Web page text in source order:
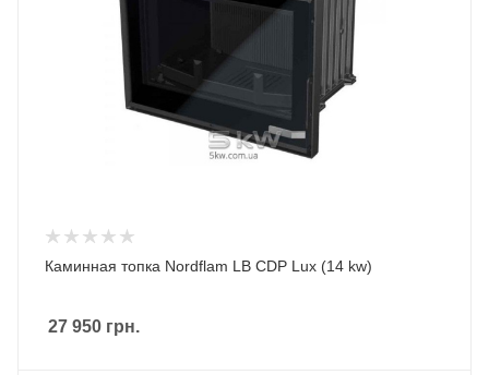
Каминная топка Nordflam LB CDP Lux (14 kw)
27 950 грн.